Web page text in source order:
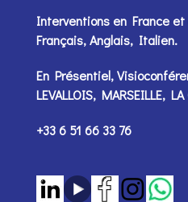
Interventions en France et
Français, Anglais, Italien.
En Présentiel,
LEVALLOIS, MARSEILLE,
+33 6 51 66 33 76